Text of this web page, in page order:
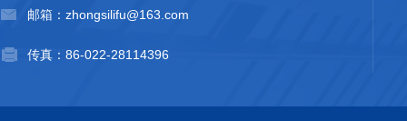
邮箱：zhongsilifu@163.com
传真：86-022-28114396